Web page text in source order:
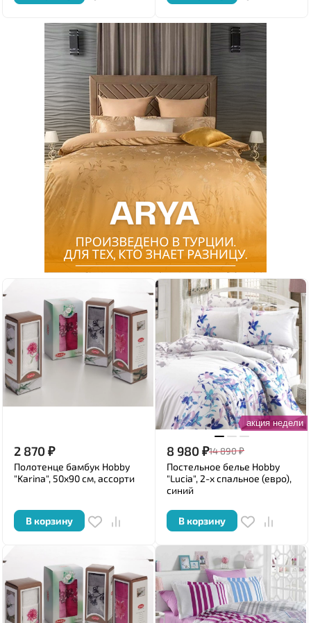
2 870₽
Полотенце бамбук Hobby
"Karina", 50x90 см, ассорти
В корзину
акция недели
8 980₽14 890₽
Постельное белье Hobby
"Lucia", 2-х спальное (евро),
синий
В корзину